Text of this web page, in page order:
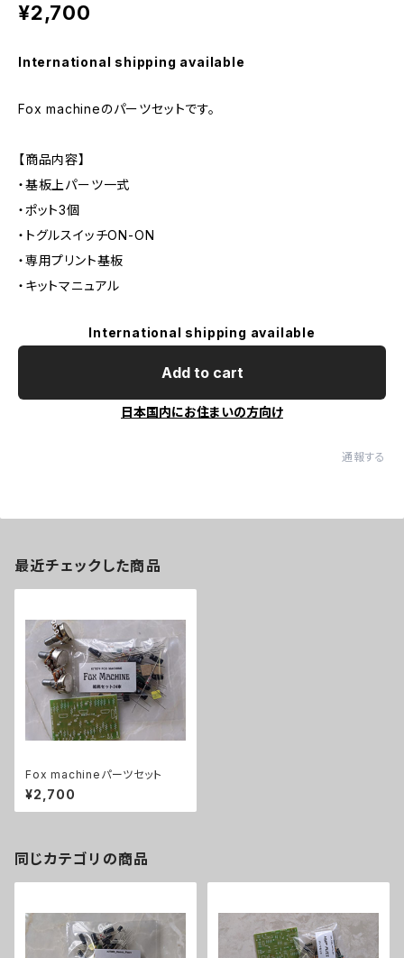
¥2,700
International shipping available
Fox machineのパーツセットです。
【商品内容】
・基板上パーツ一式
・ポット3個
・トグルスイッチON-ON
・専用プリント基板
・キットマニュアル
International shipping available
Add to cart
日本国内にお住まいの方向け
通報する
最近チェックした商品
Fox machineパーツセット
¥2,700
同じカテゴリの商品